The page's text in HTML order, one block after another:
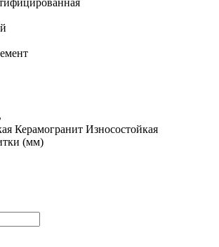
Керамогранит Износостойкая
(мм)